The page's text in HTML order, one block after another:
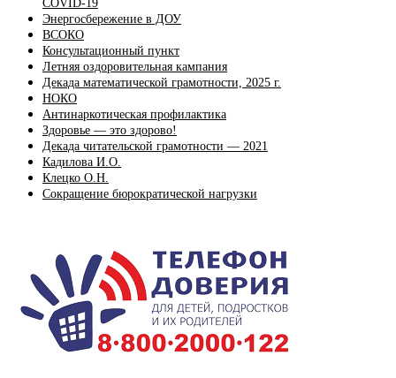
COVID-19
Энергосбережение в ДОУ
ВСОКО
Консультационный пункт
Летняя оздоровительная кампания
Декада математической грамотности, 2025 г.
НОКО
Антинаркотическая профилактика
Здоровье — это здорово!
Декада читательской грамотности — 2021
Кадилова И.О.
Клецко О.Н.
Сокращение бюрократической нагрузки